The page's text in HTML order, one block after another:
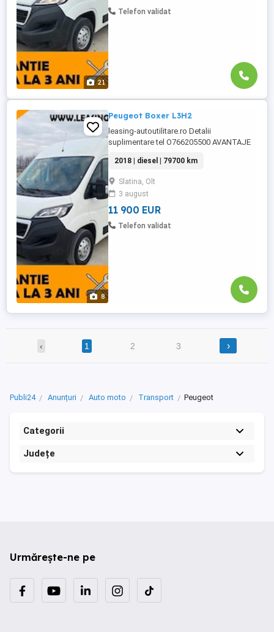
21
Posibilitate ...
Telefon validat
8
Peugeot Boxer L3H2
leasing-autoutilitare.ro Detalii
suplimentare tel O766205500 AVANTAJE
-GRATUIT Ulei+filtre la predare -Servicii
RAR -Eliberare numere provizorii -Control
tehnic al calitatii -Posibilitate Buy Back -
Posibilitate finantare leasing -Consultanta
pe ...
2018 | diesel | 79700 km
Slatina, Olt
3 august
11 900 EUR
Telefon validat
‹ 1 2 3 ›
Publi24 Anunțuri Auto moto Transport Peugeot
Categorii
Județe
Urmărește-ne pe